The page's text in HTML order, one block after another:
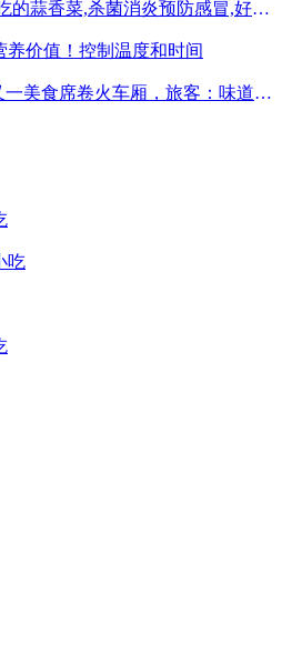
天气忽冷忽热,孩子吃的蒜香菜,杀菌消炎预防感冒,好吃不贵
养价值！控制温度和时间
继“自热火锅”后，又一美食席卷火车厢，旅客：味道好吃又方便
吃